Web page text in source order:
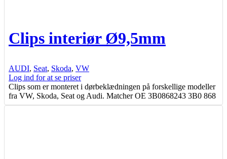
Clips interiør Ø9,5mm
AUDI, Seat, Skoda, VW
Log ind for at se priser
Clips som er monteret i dørbeklædningen på forskellige modeller
fra VW, Skoda, Seat og Audi. Matcher OE 3B0868243 3B0 868